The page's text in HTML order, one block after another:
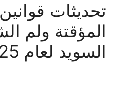
تحديثات
المؤقتة ولم
السويد لعام 2025